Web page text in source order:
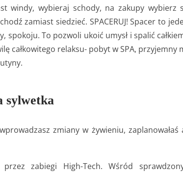
windy, wybieraj schody, na zakupy
zamiast siedzieć. SPACERUJ! Spacer to
spokoju. To pozwoli ukoić umysł i spalić
całkowitego relaksu- pobyt w SPA,
sylwetka
zmiany w żywieniu,
przez zabiegi High-Tech. Wśród